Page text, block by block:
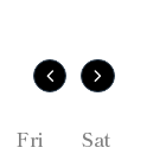
Fri Sat